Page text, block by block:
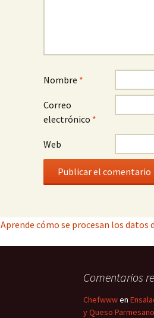
Nombre *
Correo
electrónico *
Web
Aprende cómo se procesan los datos
Comentarios
Chefwwwen
y Queso Parmesano